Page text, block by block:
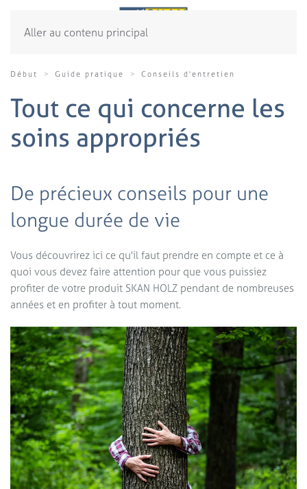
Aller au contenu principal
Début Guide pratique Conseils d'entretien
Tout ce qui concerne les
soins appropriés
De précieux conseils pour une
longue durée de vie
Vous découvrirez ici ce qu'il faut prendre en compte et ce à
quoi vous devez faire attention pour que vous puissiez
profiter de votre produit SKAN HOLZ pendant de nombreuses
années et en profiter à tout moment.